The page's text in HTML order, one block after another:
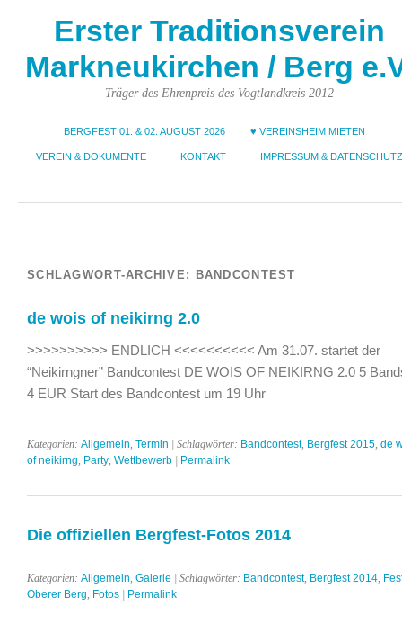
BERGFEST 01. & 02. AUGUST 2026 ♥ VEREINSHEIM MIETEN
VEREIN & DOKUMENTE KONTAKT IMPRESSUM & DATENSCHUTZ
Erster Traditionsverein
Markneukirchen / Berg
Träger des Ehrenpreis des Vogtlandkreis 2012
SCHLAGWORT-ARCHIVE: BANDCONTEST
de wois of neikirng 2.0
>>>>>>>>>> ENDLICH <<<<<<<<<< Am 31.07. startet der
“Neikirngner” Bandcontest DE WOIS OF NEIKIRNG 2.0 5
4 EUR Start des Bandcontest um 19 Uhr
Kategorien: Allgemein, Termin | Schlagwörter: Bandcontest, Bergfest 2015, de
of neikirng, Party, Wettbewerb Permalink
Die offiziellen Bergfest-Fotos 2014
Kategorien: Allgemein, Galerie | Schlagwörter: Bandcontest, Bergfest 2014,
Oberer Berg, Fotos Permalink